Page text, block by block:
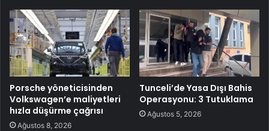
Porsche yöneticisinden
Volkswagen’e maliyetleri
hızla düşürme çağrısı
Ağustos 8, 2026
Tunceli’de Yasa Dışı Bahis
Operasyonu: 3 Tutuklama
Ağustos 5, 2026